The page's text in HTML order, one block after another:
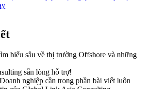
hiểu sâu về thị trường Offshore và những
sẵn lòng hỗ trợ!
nghiệp cần trong phần bài viết luôn